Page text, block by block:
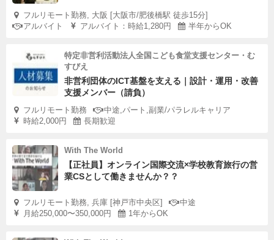
フルリモート勤務, 大阪 [大阪市/肥後橋駅 徒歩15分]
アルバイト
アルバイト：時給1,280円 半年からOK
特定非営利活動法人全国こども食堂支援センター・む
すびえ
非営利団体のICT基盤を支える｜設計・運用・改善
支援メンバー（請負）
フルリモート勤務
中途,パート,副業/パラレルキャリア
時給2,000円
長期歓迎
With The World
【正社員】オンライン国際交流×学校教育旅行の営
業CSとして働きませんか？？
フルリモート勤務, 兵庫 [神戸市中央区]
中途
月給250,000〜350,000円
1年からOK